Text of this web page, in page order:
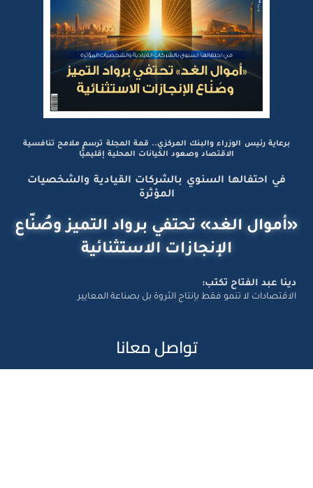
برعاية رئيس الوزراء والبنك المركزي.. قمة المجلة ترسم ملامح تنافسية
الاقتصاد وصعود الكيانات المحلية إقليميًّا
في احتفالها السنوي بالشركات القيادية والشخصيات
المؤثرة
«أموال الغد» تحتفي برواد التميز وصُنّاع
الإنجازات الاستثنائية
دينا عبد الفتاح تكتب:
الاقتصادات لا تنمو فقط بإنتاج الثروة بل بصناعة المعايير
تواصل معانا